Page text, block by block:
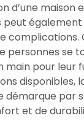
d’une maison
peut
complications.
personnes se
main pour leur
disponibles,
démarque par
et de